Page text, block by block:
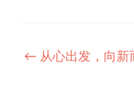
Post
← 从心出发，向新